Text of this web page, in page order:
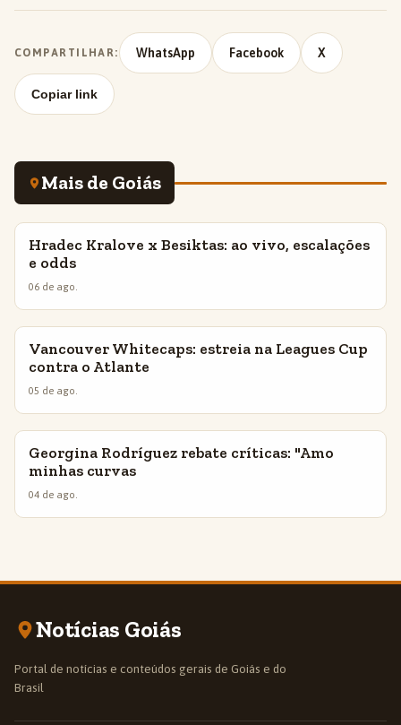
COMPARTILHAR: WhatsApp Facebook X
Copiar link
Mais de Goiás
INSIGHTS
Hradec Kralove x Besiktas: ao vivo, escalações
e odds
06 de ago.
INSIGHTS
Vancouver Whitecaps: estreia na Leagues Cup
contra o Atlante
05 de ago.
INSIGHTS
Georgina Rodríguez rebate críticas: "Amo
minhas curvas
04 de ago.
Notícias Goiás
Portal de notícias e conteúdos gerais de Goiás e do
Brasil